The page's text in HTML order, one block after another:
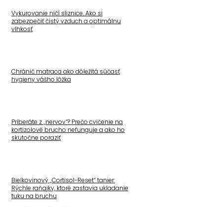
Vykurovanie ničí sliznice. Ako si
zabezpečiť čistý vzduch a optimálnu
vlhkosť
Chránič matraca ako dôležitá súčasť
hygieny vášho lôžka
Priberáte z „nervov“? Prečo cvičenie na
kortizolové brucho nefunguje a ako ho
skutočne poraziť
Bielkovinový „Cortisol-Reset“ tanier:
Rýchle raňajky, ktoré zastavia ukladanie
tuku na bruchu